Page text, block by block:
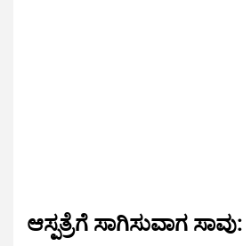
ಆಸ್ಪತ್ರೆಗೆ ಸಾಗಿಸುವಾಗ ಸಾವು: